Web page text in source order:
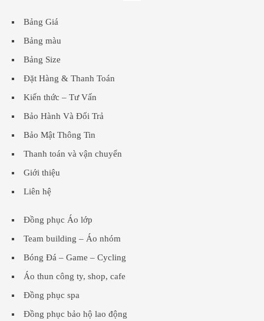
Bảng Giá
Bảng màu
Bảng Size
Đặt Hàng & Thanh Toán
Kiến thức – Tư Vấn
Bảo Hành Và Đổi Trả
Bảo Mật Thông Tin
Thanh toán và vận chuyển
Giới thiệu
Liên hệ
Đồng phục Áo lớp
Team building – Áo nhóm
Bóng Đá – Game – Cycling
Áo thun công ty, shop, cafe
Đồng phục spa
Đồng phục bảo hộ lao động